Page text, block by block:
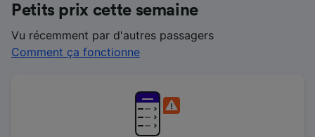
Petits prix cette semaine
Vu récemment par d'autres passagers
Comment ça fonctionne